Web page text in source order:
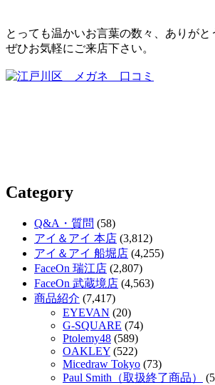
とっても温かいお言葉の数々、ありがと
ぜひお気軽にご来店下さい。
Category
Q&A・質問 (58)
アイ＆アイ 本店 (3,812)
アイ＆アイ 船堀店 (4,255)
FaceOn 瑞江店 (2,807)
FaceOn 武蔵境店 (4,563)
商品紹介 (7,417)
EYEVAN (20)
G-SQUARE (74)
Ptolemy48 (589)
OAKLEY (522)
Micedraw Tokyo (73)
Paul Smith（取扱終了商品）